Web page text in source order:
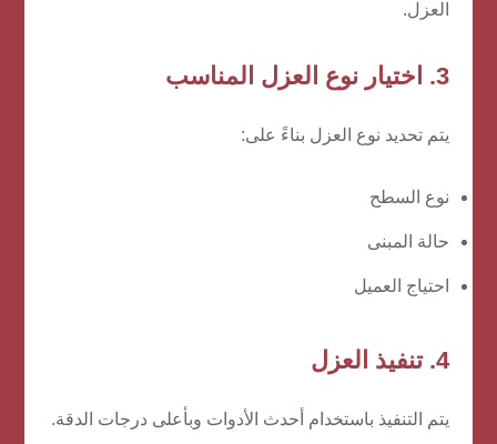
العزل.
3. اختيار نوع العزل المناسب
يتم تحديد نوع العزل بناءً على:
نوع السطح
حالة المبنى
احتياج العميل
4. تنفيذ العزل
يتم التنفيذ باستخدام أحدث الأدوات وبأعلى درجات الدقة.